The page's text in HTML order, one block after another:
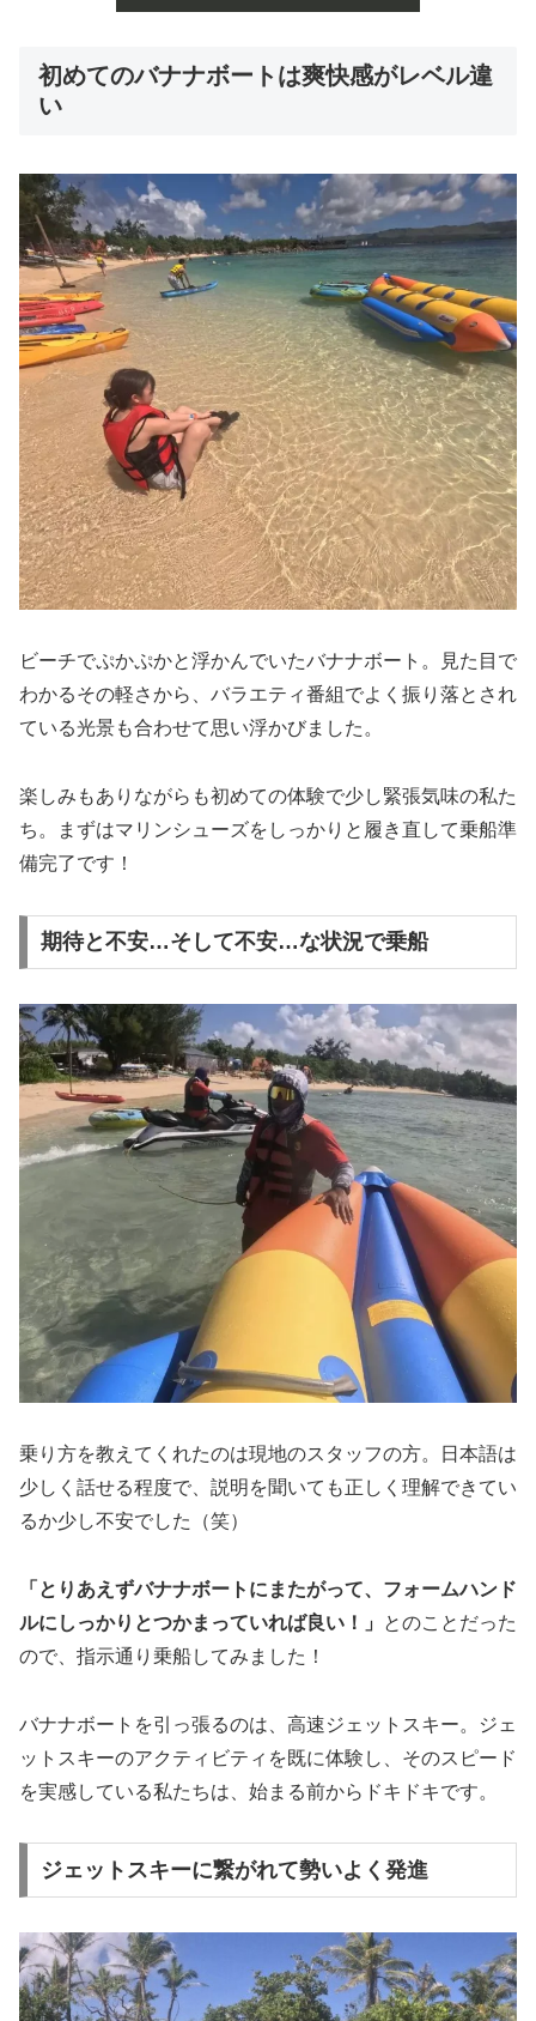
初めてのバナナボートは爽快感がレベル違
い
ビーチでぷかぷかと浮かんでいたバナナボート。見た目で
わかるその軽さから、バラエティ番組でよく振り落とされ
ている光景も合わせて思い浮かびました。
楽しみもありながらも初めての体験で少し緊張気味の私た
ち。まずはマリンシューズをしっかりと履き直して乗船準
備完了です！
期待と不安…そして不安…な状況で乗船
乗り方を教えてくれたのは現地のスタッフの方。日本語は
少しく話せる程度で、説明を聞いても正しく理解できてい
るか少し不安でした（笑）
「とりあえずバナナボートにまたがって、フォームハンド
ルにしっかりとつかまっていれば良い！」
とのことだった
ので、指示通り乗船してみました！
バナナボートを引っ張るのは、高速ジェットスキー。ジェ
ットスキーのアクティビティを既に体験し、そのスピード
を実感している私たちは、始まる前からドキドキです。
ジェットスキーに繋がれて勢いよく発進